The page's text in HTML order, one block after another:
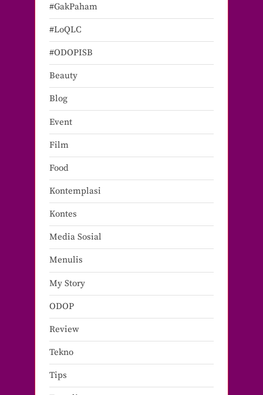
#GakPaham
#LoQLC
#ODOPISB
Beauty
Blog
Event
Film
Food
Kontemplasi
Kontes
Media Sosial
Menulis
My Story
ODOP
Review
Tekno
Tips